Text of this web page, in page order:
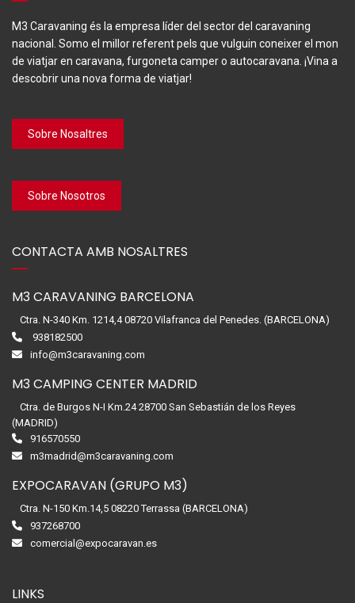
M3 Caravaning és la empresa líder del sector del caravaning
nacional. Somo el millor referent pels que vulguin coneixer el mon
de viatjar en caravana, furgoneta camper o autocaravana. ¡Vina a
descobrir una nova forma de viatjar!
Sobre Nosaltres
Sobre Nosotros
CONTACTA AMB NOSALTRES
M3 CARAVANING BARCELONA
Ctra. N-340 Km. 1214,4 08720 Vilafranca del Penedes. (BARCELONA)
938182500
info@m3caravaning.com
M3 CAMPING CENTER MADRID
Ctra. de Burgos N-I Km.24 28700 San Sebastián de los Reyes
(MADRID)
916570550
m3madrid@m3caravaning.com
EXPOCARAVAN (GRUPO M3)
Ctra. N-150 Km.14,5 08220 Terrassa (BARCELONA)
937268700
comercial@expocaravan.es
LINKS